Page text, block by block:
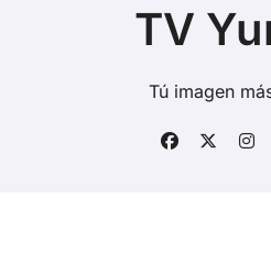
TV
Tú imagen